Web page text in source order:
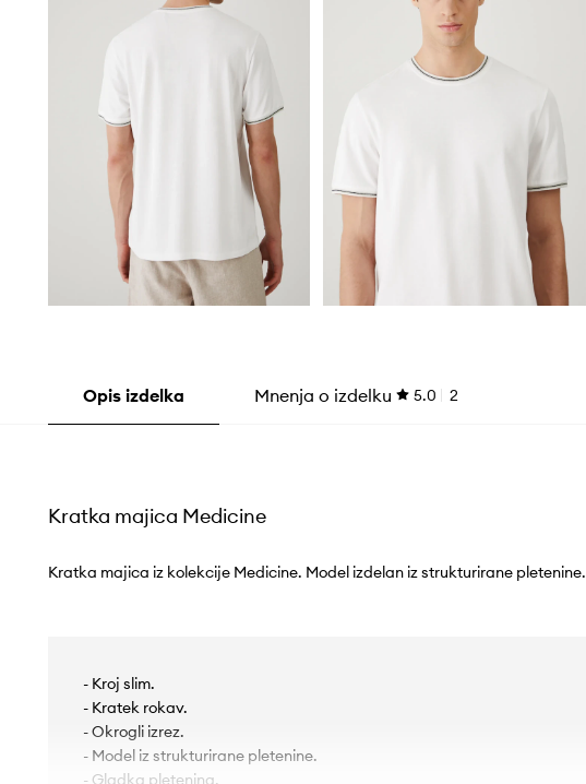
Opis izdelka Mnenja o izdelku 5.0 2
Kratka majica Medicine
Kratka majica iz kolekcije Medicine. Model izdelan iz strukturirane pletenine.
- Kroj slim.
- Kratek rokav.
- Okrogli izrez.
- Model iz strukturirane pletenine.
- Gladka pletenina.